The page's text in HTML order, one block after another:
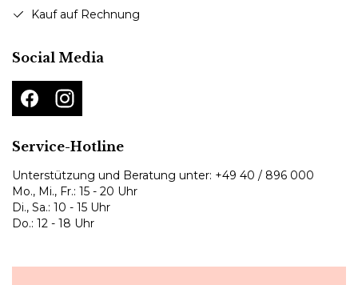
Kauf auf Rechnung
Social Media
Service-Hotline
Unterstützung und Beratung unter: +49 40 / 896 000
Mo., Mi., Fr.: 15 - 20 Uhr
Di., Sa.: 10 - 15 Uhr
Do.: 12 - 18 Uhr